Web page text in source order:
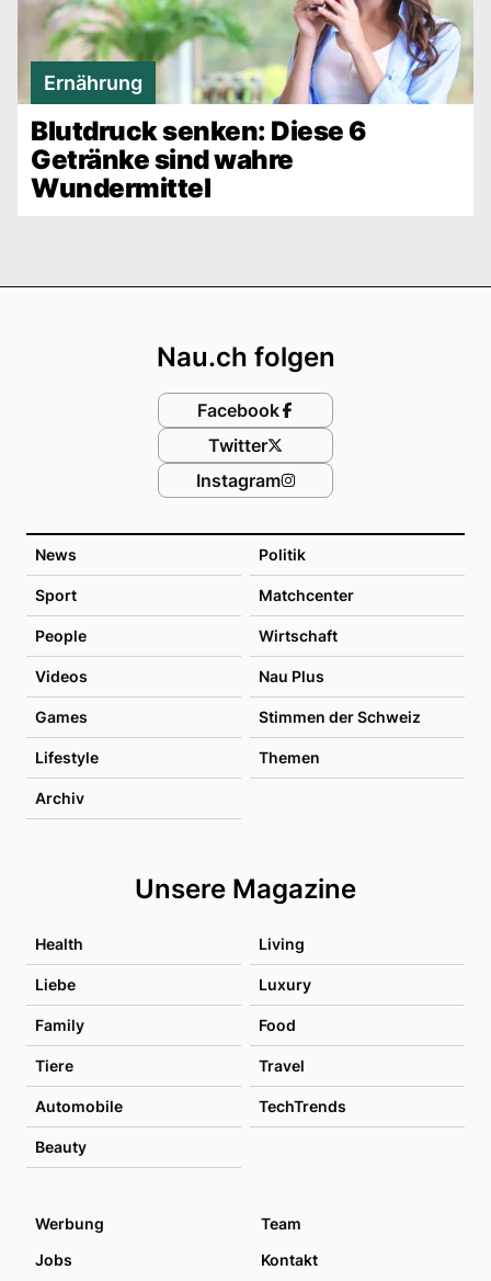
Ernährung
Blutdruck senken: Diese 6
Getränke sind wahre
Wundermittel
News Politik
Sport Matchcenter
People Wirtschaft
Videos Nau Plus
Games Stimmen der Schweiz
Lifestyle Themen
Archiv
Unsere Magazine
Health Living
Liebe Luxury
Family Food
Tiere Travel
Automobile TechTrends
Beauty
Nau.ch folgen
Facebook
Twitter
Instagram
Werbung
Team
Jobs
Kontakt